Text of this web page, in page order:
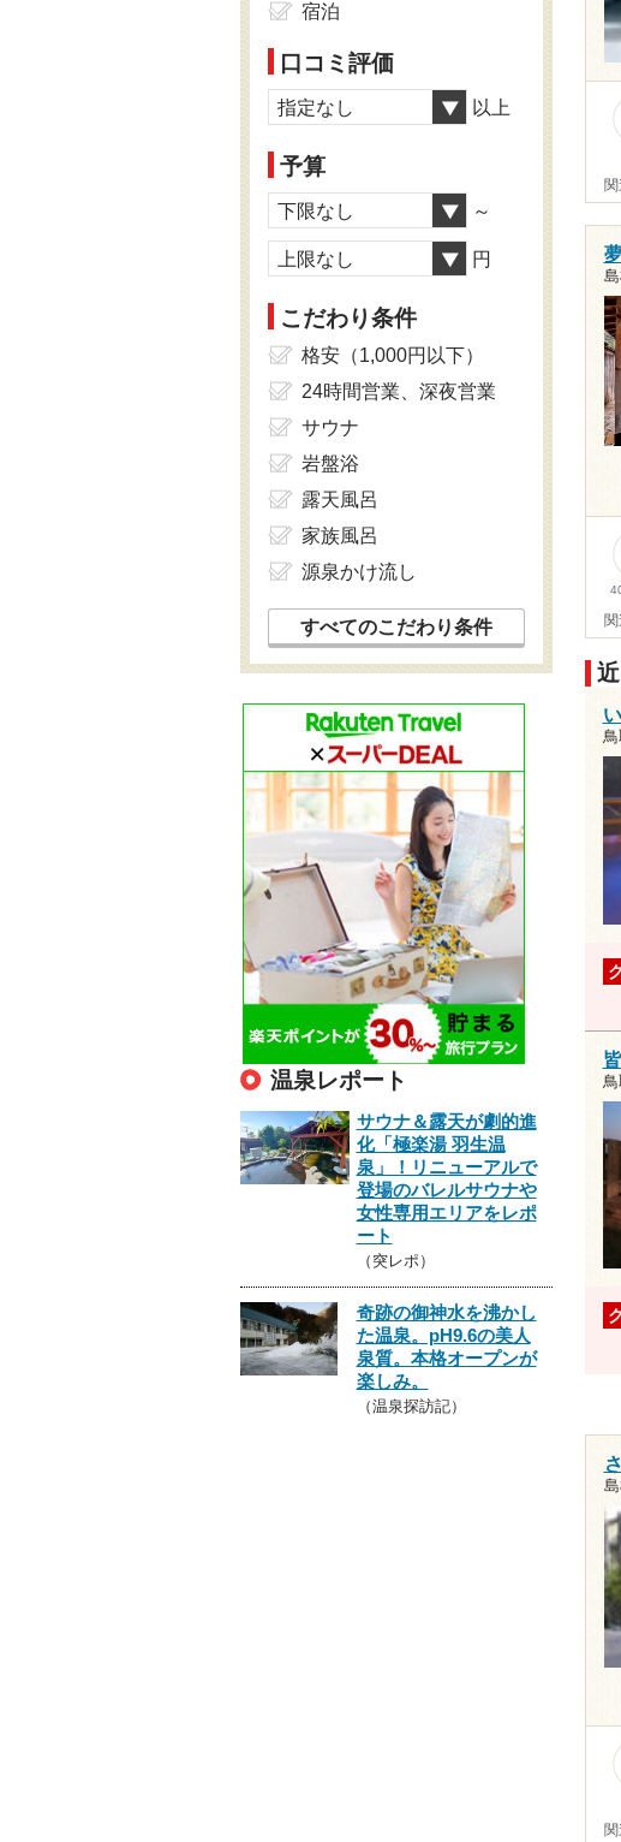
宿泊
口コミ評価
指定なし 以上
予算
下限なし ～
上限なし 円
こだわり条件
格安（1,000円以下）
24時間営業、深夜営業
サウナ
岩盤浴
露天風呂
家族風呂
源泉かけ流し
すべてのこだわり条件
温泉レポート
サウナ＆露天が劇的進
化「極楽湯 羽生温
泉」！リニューアルで
登場のバレルサウナや
女性専用エリアをレポ
ート
（突レポ）
奇跡の御神水を沸かし
た温泉。pH9.6の美人
泉質。本格オープンが
楽しみ。
（温泉探訪記）